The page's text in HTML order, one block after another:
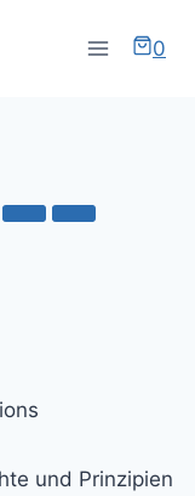
0
und Prinzipien